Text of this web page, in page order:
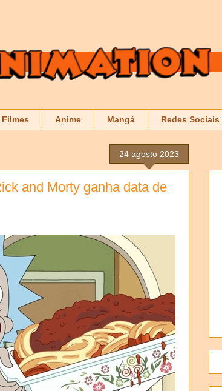
Filmes Anime Mangá Redes Sociais
24 agosto 2023
and Morty ganha data de